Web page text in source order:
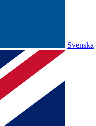
Svenska